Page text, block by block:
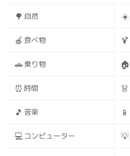
🌳 自然 ☀️
🍎 食べ物 🍹
🚗 乗り物 🏠
⏰ 時間 👗
🎵 音楽 📱
💻 コンピューター 💡